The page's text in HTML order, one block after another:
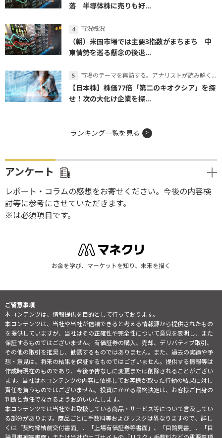
落 半導体株に売りも好...
市況概況
（朝）米国市場では主要3指数がまちまち 中
東情勢を巡る懸念の後退...
市場のテーマを再訪する。アナリストが読み解くテーマの本質
【日本株】株価77倍「第二のキオクシア」を探
せ！次の大化け企業を探...
ランキング一覧を見る
アンケート
レポート・コラムの感想をお寄せください。今後の内容検
討等に参考にさせていただきます。
※は必須項目です。
お金を学び、マーケットを知り、未来を描く
ご留意事項
本コンテンツは、情報提供を目的として行っております。
本コンテンツは、当社や当社が信頼できると考える情報源から提供されたもの
を提供していますが、当社はその正確性や完全性について意見を表明し、また
保証するものではございません。有価証券の購入、売却、デリバティブ取引、
その他の取引を推奨し、勧誘するものではありません。また、過去の実績や予
想・意見は、将来の結果を保証するものではございません。提供する情報等は
作成時現在のものであり、今後予告なしに変更または削除されることがござい
ます。当社は本コンテンツの内容に依拠してお客様が取った行動の結果に対し
責任を負うものではございません。投資にかかる最終決定は、お客様ご自身の
判断と責任でなさるようお願いいたします。
本コンテンツでは当社でお取扱している商品・サービス等について言及してい
る部分があります。商品ごとに手数料等およびリスクは異なりますので、詳し
くは「契約締結前交付書面」、「上場有価証券等書面」、「目論見書」、「目